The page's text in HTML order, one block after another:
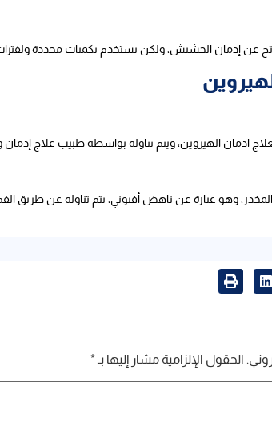
عن إدمان الحشيش، ولكن يستخدم بكميات محددة
لعلاج ادمان الهيروين، ويتم تناوله بواسطة طبيب علاج
وهو عبارة عن ناهض أفيوني، يتم تناوله عن طريق
الحقول الإلزامية مشار إليها بـ*